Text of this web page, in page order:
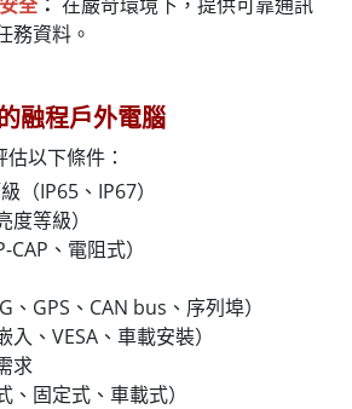
務資料。
融程戶外電腦
以下條件：
（IP65、IP67）
等級）
、電阻式）
GPS、CAN bus、序列埠）
、VESA、車載安裝）
求
固定式、車載式）